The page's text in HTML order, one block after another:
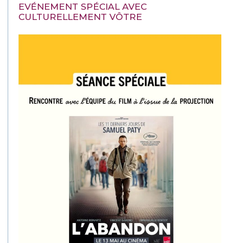
EVÉNEMENT SPÉCIAL AVEC
CULTURELLEMENT VÔTRE